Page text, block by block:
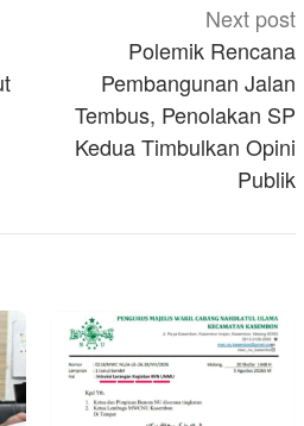
Next post
Polemik Rencana
Pembangunan Jalan
Tembus, Penolakan SP
Kedua Timbulkan Opini
Publik